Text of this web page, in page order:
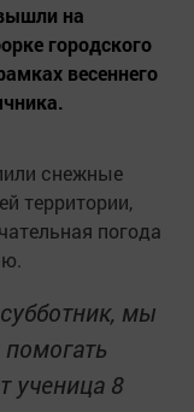
на
городского
весеннего
снежные
территории,
погода
мы
ученица 8